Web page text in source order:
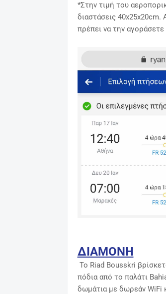
*Στην τιμή του
διαστάσεις 40x25x20cm.
πρέπει να την
ΔΙΑΜΟΝΗ
Το Riad Bousskri
πόδια από το παλάτι
δωμάτια με δωρεάν WiFi